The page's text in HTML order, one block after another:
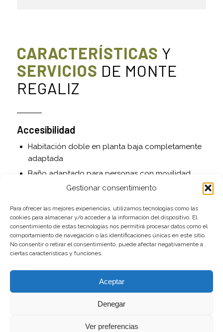
Gestionar consentimiento
Para ofrecer las mejores experiencias, utilizamos tecnologías como las
cookies para almacenar y/o acceder a la información del dispositivo. El
consentimiento de estas tecnologías nos permitirá procesar datos como el
comportamiento de navegación o las identificaciones únicas en este sitio.
No consentir o retirar el consentimiento, puede afectar negativamente a
ciertas características y funciones.
Aceptar
Denegar
Ver preferencias
CARACTERÍSTICAS Y
SERVICIOS DE MONTE
REGALIZ
Accesibilidad
Habitación doble en planta baja completamente
adaptada
Baño adaptado para personas con movilidad
Servicios adicionales
Cuna de viaje y trona disponibles bajo petición
Juguetes para niños
Cama supletoria opcional
Se admiten mascotas